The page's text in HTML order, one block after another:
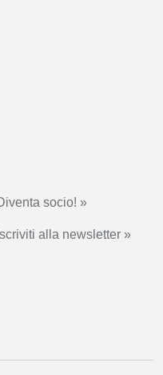
socio! »
Iscriviti alla newsletter »